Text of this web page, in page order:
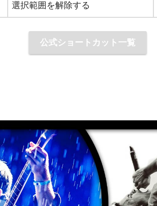
選択範囲を解除する
公式ショートカット一覧